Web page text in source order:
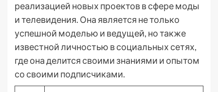
реализацией новых проектов в сфере моды
и телевидения. Она является не только
успешной моделью и ведущей, но также
известной личностью в социальных сетях,
где она делится своими знаниями и опытом
со своими подписчиками.